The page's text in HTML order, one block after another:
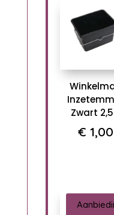
Zwart
€ 1,00